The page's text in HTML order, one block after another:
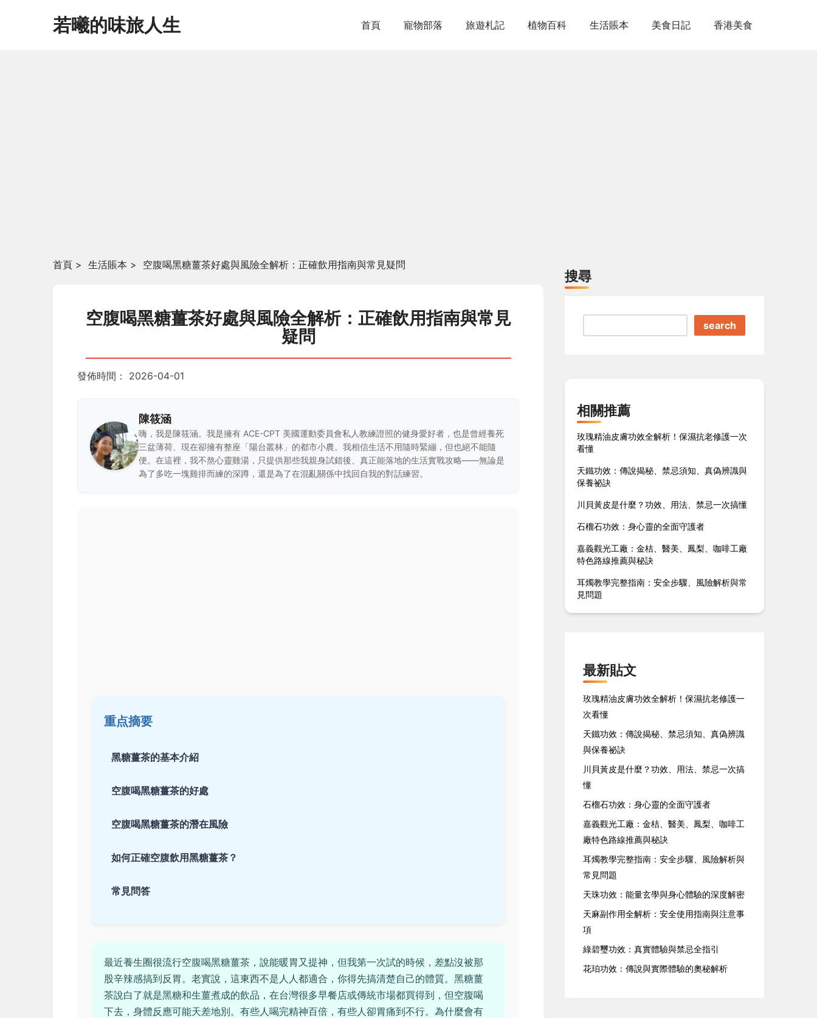
若曦的味旅人生 首頁 寵物部落 旅遊札記 植物百科 生活賬本 美食日記 香港美食
首頁 > 生活賬本 > 空腹喝黑糖薑茶好處與風險全解析：正確飲用指南與常見疑問
空腹喝黑糖薑茶好處與風險全解析：正確飲用指南與常見
疑問
發佈時間： 2026-04-01
陳筱涵
嗨，我是陳筱涵。我是擁有 ACE-CPT 美國運動委員會私人教練證照的健身愛好者，也是曾經養死
三盆薄荷、現在卻擁有整座「陽台叢林」的都市小農。我相信生活不用隨時緊繃，但也絕不能隨
便。在這裡，我不熬心靈雞湯，只提供那些我親身試錯後、真正能落地的生活實戰攻略——無論是
為了多吃一塊雞排而練的深蹲，還是為了在混亂關係中找回自我的對話練習。
重点摘要
黑糖薑茶的基本介紹
空腹喝黑糖薑茶的好處
空腹喝黑糖薑茶的潛在風險
如何正確空腹飲用黑糖薑茶？
常見問答
最近養生圈很流行空腹喝黑糖薑茶，說能暖胃又提神，但我第一次試的時候，差點沒被那
股辛辣感搞到反胃。老實說，這東西不是人人都適合，你得先搞清楚自己的體質。黑糖薑
茶說白了就是黑糖和生薑煮成的飲品，在台灣很多早餐店或傳統市場都買得到，但空腹喝
下去，身體反應可能天差地別。有些人喝完精神百倍，有些人卻胃痛到不行。為什麼會有
搜尋
search
相關推薦
玫瑰精油皮膚功效全解析！保濕抗老修護一次
看懂
天鐵功效：傳說揭秘、禁忌須知、真偽辨識與
保養祕訣
川貝黃皮是什麼？功效、用法、禁忌一次搞懂
石榴石功效：身心靈的全面守護者
嘉義觀光工廠：金桔、醫美、鳳梨、咖啡工廠
特色路線推薦與秘訣
耳燭教學完整指南：安全步驟、風險解析與常
見問題
最新貼文
玫瑰精油皮膚功效全解析！保濕抗老修護一
次看懂
天鐵功效：傳說揭秘、禁忌須知、真偽辨識
與保養祕訣
川貝黃皮是什麼？功效、用法、禁忌一次搞
懂
石榴石功效：身心靈的全面守護者
嘉義觀光工廠：金桔、醫美、鳳梨、咖啡工
廠特色路線推薦與秘訣
耳燭教學完整指南：安全步驟、風險解析與
常見問題
天珠功效：能量玄學與身心體驗的深度解密
天麻副作用全解析：安全使用指南與注意事
項
綠碧璽功效：真實體驗與禁忌全指引
花珀功效：傳說與實際體驗的奧秘解析